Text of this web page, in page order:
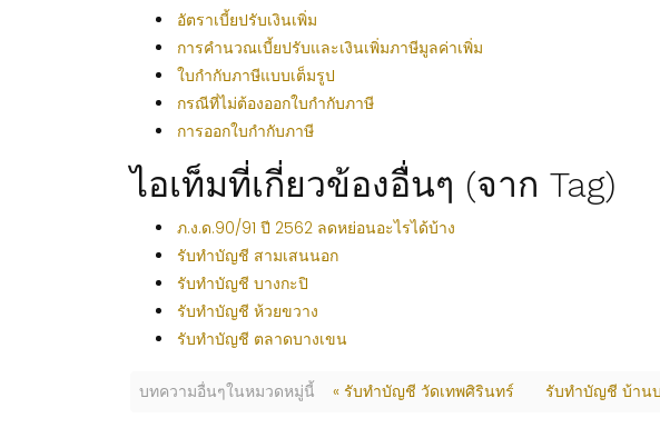
อัตราเบี้ยปรับเงินเพิ่ม
การคำนวณเบี้ยปรับและเงินเพิ่มภาษีมูลค่าเพิ่ม
ใบกำกับภาษีแบบเต็มรูป
กรณีที่ไม่ต้องออกใบกำกับภาษี
การออกใบกำกับภาษี
ไอเท็มที่เกี่ยวข้องอื่นๆ (จาก Tag)
ภ.ง.ด.90/91 ปี 2562 ลดหย่อนอะไรได้บ้าง
รับทำบัญชี สามเสนนอก
รับทำบัญชี บางกะปิ
รับทำบัญชี ห้วยขวาง
รับทำบัญชี ตลาดบางเขน
บทความอื่นๆในหมวดหมู่นี้ « รับทำบัญชี วัดเทพศิรินทร์ รับทำบัญชี บ้าน